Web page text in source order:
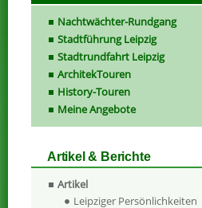
Nachtwächter-Rundgang
Stadtführung Leipzig
Stadtrundfahrt Leipzig
ArchitekTouren
History-Touren
Meine Angebote
Artikel & Berichte
Artikel
Leipziger Persönlichkeiten